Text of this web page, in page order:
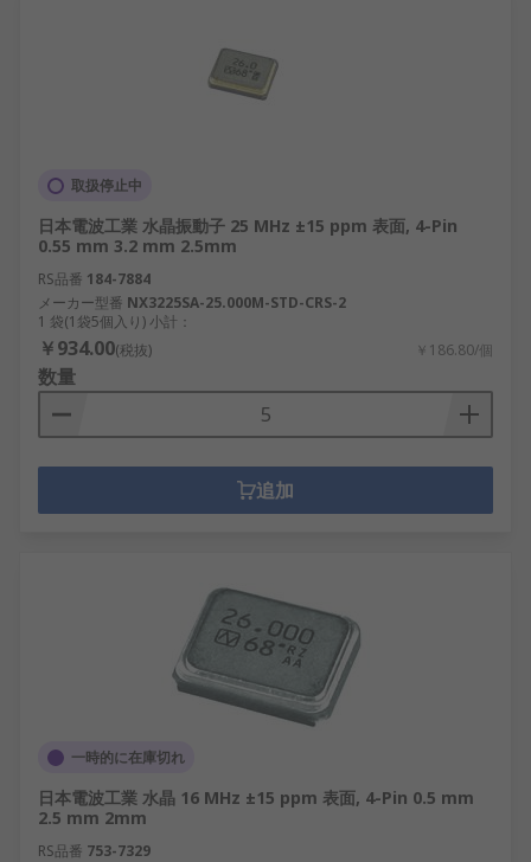
取扱停止中
日本電波工業 水晶振動子 25 MHz ±15 ppm 表面, 4-Pin
0.55 mm 3.2 mm 2.5mm
RS品番 184-7884
メーカー型番 NX3225SA-25.000M-STD-CRS-2
1 袋(1袋5個入り) 小計：
￥934.00(税抜) ￥186.80/個
数量
追加
一時的に在庫切れ
日本電波工業 水晶 16 MHz ±15 ppm 表面, 4-Pin 0.5 mm
2.5 mm 2mm
RS品番 753-7329